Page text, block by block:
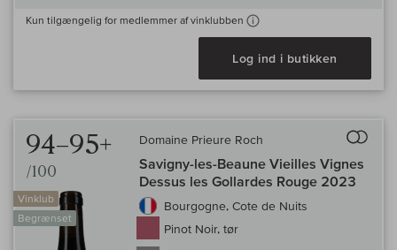
Kun tilgængelig for medlemmer af vinklubben
Log ind i butikken
94–95+
/100
Vinklub
Begrænset
Domaine Prieure Roch
Savigny-les-Beaune Vieilles Vignes
Dessus les Gollardes Rouge 2023
Bourgogne, Cote de Nuits
Pinot Noir, tør